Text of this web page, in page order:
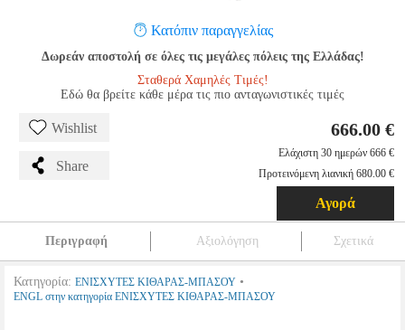
Κατόπιν παραγγελίας
Δωρεάν αποστολή σε όλες τις μεγάλες πόλεις της Ελλάδας!
Σταθερά Χαμηλές Τιμές!
Εδώ θα βρείτε κάθε μέρα τις πιο ανταγωνιστικές τιμές
Wishlist
Share
666.00 €
Ελάχιστη 30 ημερών 666 €
Προτεινόμενη λιανική 680.00 €
Αγορά
Περιγραφή Αξιολόγηση Σχετικά
Κατηγορία: ΕΝΙΣΧΥΤΕΣ ΚΙΘΑΡΑΣ-ΜΠΑΣΟΥ •
ENGL στην κατηγορία ΕΝΙΣΧΥΤΕΣ ΚΙΘΑΡΑΣ-ΜΠΑΣΟΥ